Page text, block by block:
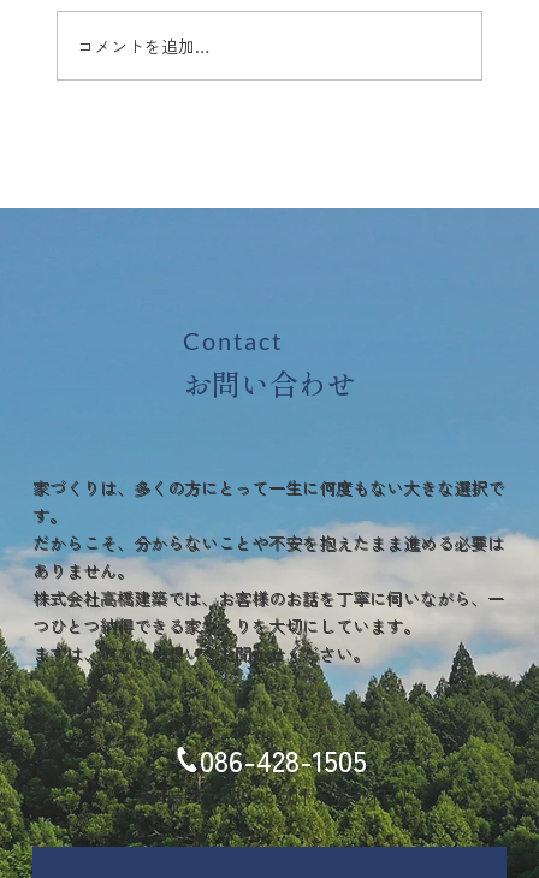
コメントを追加…
Contact
​お問い合わせ
家づくりは、多くの方にとって一生に何度もない大きな選択で
す。
だからこそ、分からないことや不安を抱えたまま進める必要は
ありません。
株式会社高橋建築では、お客様のお話を丁寧に伺いながら、一
つひとつ納得できる家づくりを大切にしています。
まずは、あなたの想いをお聞かせください。
086-428-1505
受付時間：9:00-18:00 [ 水曜定休日 ]